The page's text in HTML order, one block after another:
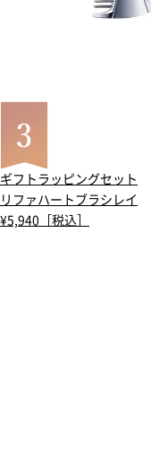
ギフトラッピングセット
リファハートブラシレイ
¥5,940［税込］